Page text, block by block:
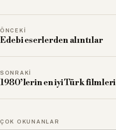
ÖNCEKI
Edebi eserlerden alıntılar
SONRAKI
1980’lerin en iyi Türk filmleri
ÇOK OKUNANLAR